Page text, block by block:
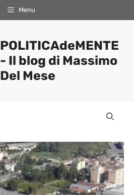
Menu
POLITICAdeMENTE
- Il blog di Massimo
Del Mese